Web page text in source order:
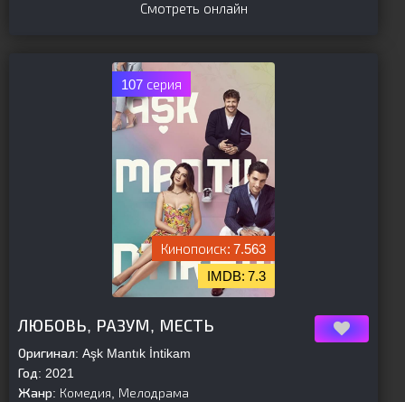
Смотреть онлайн
107 серия
7.563
7.3
ЛЮБОВЬ, РАЗУМ, МЕСТЬ
Оригинал: Aşk Mantık İntikam
Год: 2021
Жанр: Комедия, Мелодрама